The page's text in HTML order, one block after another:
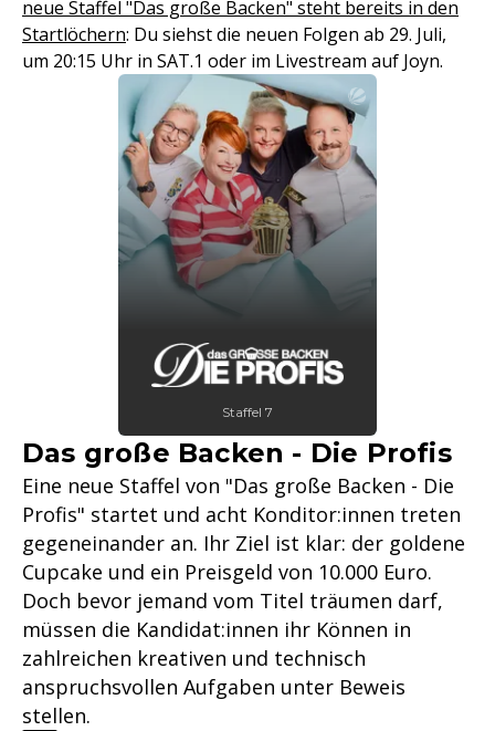
neue Staffel "Das große Backen" steht bereits in den
Startlöchern: Du siehst die neuen Folgen ab 29. Juli,
um 20:15 Uhr in SAT.1 oder im Livestream auf Joyn.
Staffel 7
Das große Backen - Die Profis
Eine neue Staffel von "Das große Backen - Die
Profis" startet und acht Konditor:innen treten
gegeneinander an. Ihr Ziel ist klar: der goldene
Cupcake und ein Preisgeld von 10.000 Euro.
Doch bevor jemand vom Titel träumen darf,
müssen die Kandidat:innen ihr Können in
zahlreichen kreativen und technisch
anspruchsvollen Aufgaben unter Beweis
stellen.